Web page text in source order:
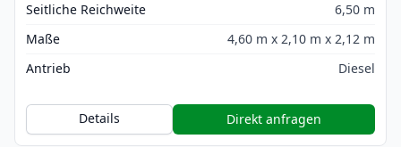
Seitliche Reichweite
6,50 m
Maße
4,60 m x 2,10 m x 2,12 m
Antrieb
Diesel
Details Direkt anfragen